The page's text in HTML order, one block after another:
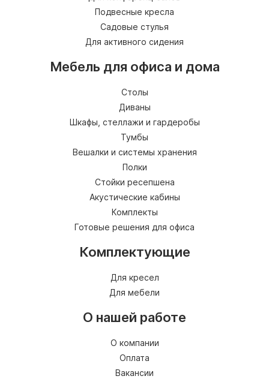
Подвесные кресла
Садовые стулья
Для активного сидения
Мебель для офиса и дома
Столы
Диваны
Шкафы, стеллажи и гардеробы
Тумбы
Вешалки и системы хранения
Полки
Стойки ресепшена
Акустические кабины
Комплекты
Готовые решения для офиса
Комплектующие
Для кресел
Для мебели
О нашей работе
О компании
Оплата
Вакансии